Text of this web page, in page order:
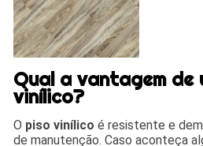
Qual a vantagem
vinílico?
O piso vinílico é resistente e
de manutenção. Caso aconteça